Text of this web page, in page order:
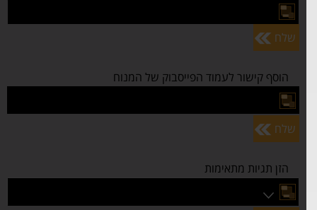
שלח
הוסף קישור לעמוד הפייסבוק של המנוח
שלח
הזן תגיות מתאימות